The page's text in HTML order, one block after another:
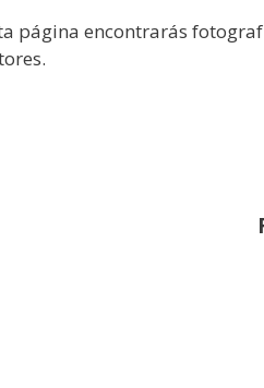
página encontrarás